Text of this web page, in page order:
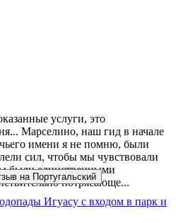
услуги, это
Марселино, наш гид в начале
имени я не помню, были
сил, чтобы мы чувствовали
были единственными
потрясающе...
на Португальский
Игуасу с входом в парк и